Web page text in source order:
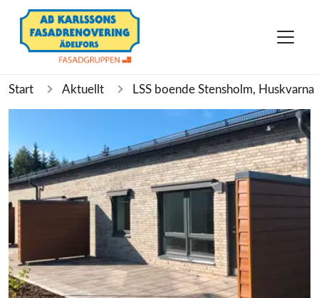
Start Aktuellt LSS boende Stensholm, Huskvarna